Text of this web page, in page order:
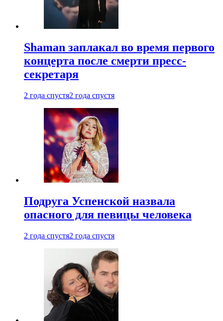
Shaman заплакал во время первого
концерта после смерти пресс-
секретаря
2 года спустя2 года спустя
Подруга Успенской назвала
опасного для певицы человека
2 года спустя2 года спустя